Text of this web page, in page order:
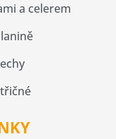
a celerem